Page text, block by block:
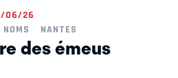
06/26
NANTES
des émeus